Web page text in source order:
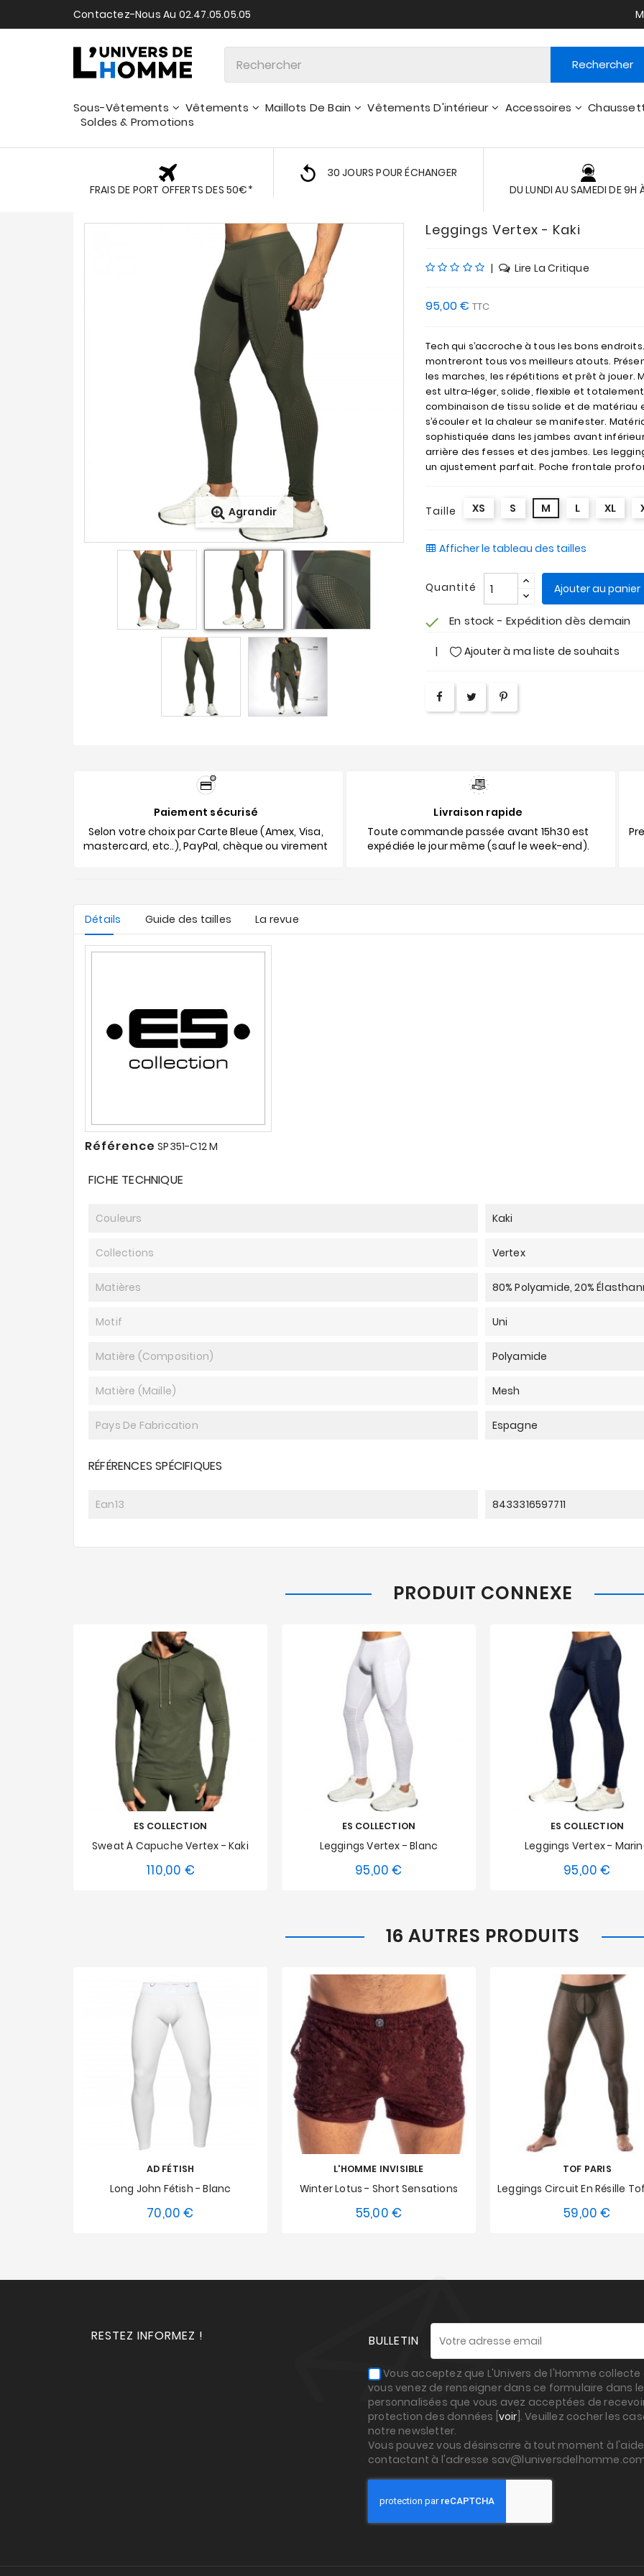
Contactez-Nous Au 02.47.05.05.05
Rechercher
Sous-Vêtements Vêtements Maillots De Bain Vêtements D'intérieur Accessoires
Soldes & Promotions
FRAIS DE PORT OFFERTS DES 50€*
30 JOURS POUR ÉCHANGER
DU LUNDI AU SAMEDI DE 9H
Agrandir
Leggings Vertex - Kaki
| Lire La Critique
95,00 € TTC
Tech qui s’accroche à tous les bons
montreront tous vos meilleurs atouts.
les marches, les répétitions et prêt à
est ultra-léger, solide, flexible et
combinaison de tissu solide et de
s’écouler et la chaleur se manifester.
sophistiquée dans les jambes avant
arrière des fesses et des jambes. Les
un ajustement parfait. Poche frontale
Taille XS S M L XL
Afficher le tableau des tailles
Quantité Ajouter au panier
check En stock - Expédition dès demain
Ajouter à ma liste de souhaits
Paiement sécurisé
Selon votre choix par Carte Bleue (Amex, Visa,
mastercard, etc..), PayPal, chèque ou virement
Livraison rapide
Toute commande passée avant 15h30 est
expédiée le jour même (sauf le week-end).
Détails Guide des tailles La revue
Référence SP351-C12 M
FICHE TECHNIQUE
Couleurs Kaki
Collections Vertex
Matières 80% Polyamide, 20%
Motif Uni
Matière (composition) Polyamide
Matière (maille) Mesh
Pays De Fabrication Espagne
RÉFÉRENCES SPÉCIFIQUES
Ean13 8433316597711
PRODUIT CONNEXE
ES COLLECTION
Sweat À Capuche Vertex - Kaki
110,00 €Prix
M L
ES COLLECTION
Leggings Vertex - Blanc
95,00 €
M L
ES COLLECTION
Leggings Vertex -
95,00 €
M L
16 AUTRES PRODUITS
AD FÉTISH
Long John Fétish - Blanc
70,00 €
L XXL
L'HOMME INVISIBLE
Winter Lotus - Short Sensations
55,00 €
M L
TOF PARIS
59,00 €
M L
RESTEZ INFORMEZ ! BULLETIN
Vous acceptez que L'Univers de l'Homme
vous venez de renseigner dans ce formulaire dans
personnalisées que vous avez acceptées de
protection des données [ voir ]. Veuillez cocher les
notre newsletter.
Vous pouvez vous désinscrire à tout moment à
contactant à l'adresse